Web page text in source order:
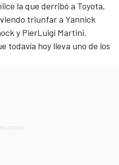
la que derribó a Toyota,
triunfar a Yannick
y PierLuigi Martini.
todavía hoy lleva uno de los